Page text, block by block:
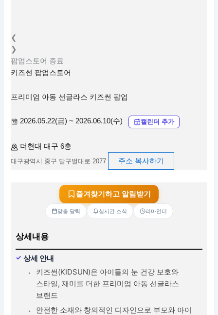
❮
❯
팝업스토어 종료
키즈썬 팝업스토어
프리미엄 아동 선글라스 키즈썬 팝업
2026.05.22(금) ~ 2026.06.10(수) 캘린더 추가
더현대 대구 6층
대구광역시 중구 달구벌대로 2077 주소 복사하기
즐겨찾기하고 알림받기
맞춤 달력 실시간 소식 리마인더
상세내용
상세 안내
키즈썬(KIDSUN)은 아이들의 눈 건강 보호와
스타일, 재미를 더한 프리미엄 아동 선글라스
브랜드
안전한 소재와 창의적인 디자인으로 부모와 아이